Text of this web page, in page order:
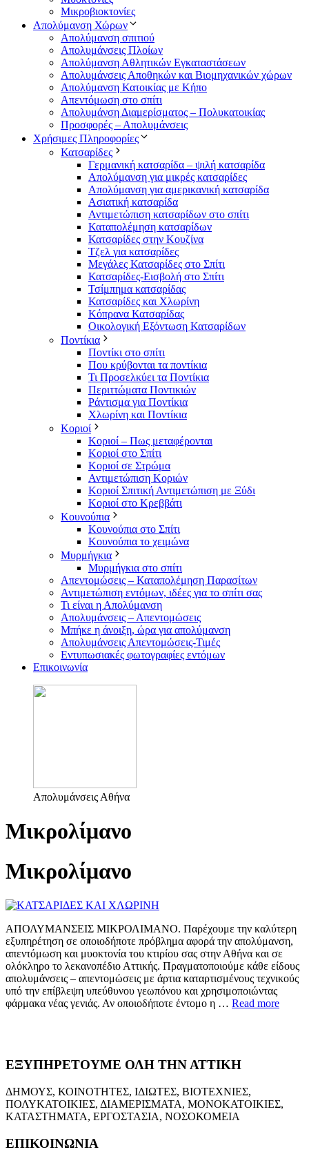
Μικροβιοκτονίες
Απολύμανση Χώρων
Απολύμανση σπιτιού
Απολυμάνσεις Πλοίων
Απολύμανση Αθλητικών Εγκαταστάσεων
Απολυμάνσεις Αποθηκών και Βιομηχανικών χώρων
Απολύμανση Κατοικίας με Κήπο
Απεντόμωση στο σπίτι
Απολυμάνση Διαμερίσματος – Πολυκατοικίας
Προσφορές – Απολυμάνσεις
Χρήσιμες Πληροφορίες
Κατσαρίδες
Γερμανική κατσαρίδα – ψιλή κατσαρίδα
Απολύμανση για μικρές κατσαρίδες
Απολύμανση για αμερικανική κατσαρίδα
Ασιατική κατσαρίδα
Αντιμετώπιση κατσαρίδων στο σπίτι
Καταπολέμηση κατσαρίδων
Κατσαρίδες στην Κουζίνα
Τζελ για κατσαρίδες
Μεγάλες Κατσαρίδες στο Σπίτι
Κατσαρίδες-Εισβολή στο Σπίτι
Τσίμπημα κατσαρίδας
Κατσαρίδες και Χλωρίνη
Κόπρανα Κατσαρίδας
Οικολογική Εξόντωση Κατσαρίδων
Ποντίκια
Ποντίκι στο σπίτι
Που κρύβονται τα ποντίκια
Τι Προσελκύει τα Ποντίκια
Περιττώματα Ποντικιών
Ράντισμα για Ποντίκια
Χλωρίνη και Ποντίκια
Κοριοί
Κοριοί – Πως μεταφέρονται
Κοριοί στο Σπίτι
Κοριοί σε Στρώμα
Αντιμετώπιση Κοριών
Κοριοί Σπιτική Αντιμετώπιση με Ξύδι
Κοριοί στο Κρεββάτι
Κουνούπια
Κουνούπια στο Σπίτι
Κουνούπια το χειμώνα
Μυρμήγκια
Μυρμήγκια στο σπίτι
Απεντομώσεις – Καταπολέμηση Παρασίτων
Αντιμετώπιση εντόμων, ιδέες για το σπίτι σας
Τι είναι η Απολύμανση
Απολυμάνσεις – Απεντομώσεις
Μπήκε η άνοιξη, ώρα για απολύμανση
Απολυμάνσεις Απεντομώσεις-Τιμές
Εντυπωσιακές φωτογραφίες εντόμων
Επικοινωνία
Απολυμάνσεις Αθήνα
Μικρολίμανο
Μικρολίμανο
ΑΠΟΛΥΜΑΝΣΕΙΣ ΜΙΚΡΟΛΙΜΑΝΟ. Παρέχουμε την καλύτερη
εξυπηρέτηση σε οποιοδήποτε πρόβλημα αφορά την απολύμανση,
απεντόμωση και μυοκτονία του κτιρίου σας στην Αθήνα και σε
ολόκληρο το λεκανοπέδιο Αττικής. Πραγματοποιούμε κάθε είδους
απολυμάνσεις – απεντομώσεις με άρτια καταρτισμένους τεχνικούς
υπό την επίβλεψη υπεύθυνου γεωπόνου και χρησιμοποιώντας
φάρμακα νέας γενιάς. Αν οποιοδήποτε έντομο η … Read more
ΕΞΥΠΗΡΕΤΟΥΜΕ ΟΛΗ ΤΗΝ ΑΤΤΙΚΗ
ΔΗΜΟΥΣ, ΚΟΙΝΟΤΗΤΕΣ, ΙΔΙΩΤΕΣ, ΒΙΟΤΕΧΝΙΕΣ,
ΠΟΛΥΚΑΤΟΙΚΙΕΣ, ΔΙΑΜΕΡΙΣΜΑΤΑ, ΜΟΝΟΚΑΤΟΙΚΙΕΣ,
ΚΑΤΑΣΤΗΜΑΤΑ, ΕΡΓΟΣΤΑΣΙΑ, ΝΟΣΟΚΟΜΕΙΑ
ΕΠΙΚΟΙΝΩΝΙΑ